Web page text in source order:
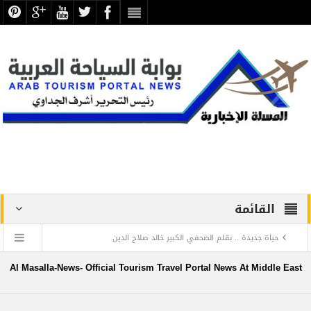
القائمة
حياة جديدة .. بقلم الصحفي الكبير خالد صلاح الدين
دراسة علمية ترصد الاكتشافات الأثرية والتطوير بجبانة الشاطبي
Al Masalla-News- Official Tourism Travel Portal News At Middle East